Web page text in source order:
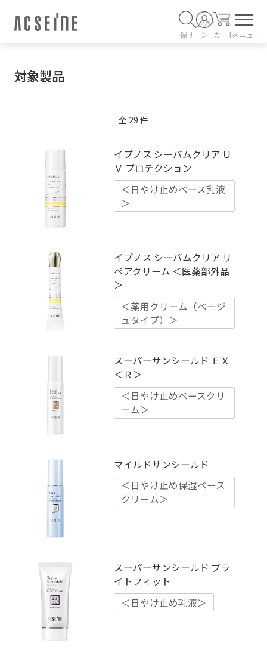
探す
ログイ
ン
カートメニュー
対象製品
全 29 件
イプノス シーバムクリア Ｕ
Ｖ プロテクション
＜日やけ止めベース乳液
＞
イプノス シーバムクリア リ
ペアクリーム ＜医薬部外品
＞
＜薬用クリーム（ベージ
ュタイプ）＞
スーパーサンシールド ＥＸ
＜Ｒ＞
＜日やけ止めベースクリ
ーム＞
マイルドサンシールド
＜日やけ止め保湿ベース
クリーム＞
スーパーサンシールド ブラ
イトフィット
＜日やけ止め乳液＞